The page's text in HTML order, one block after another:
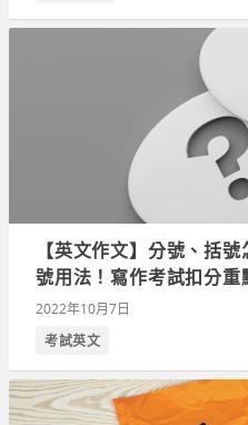
【英文作文】分號、括
號用法！寫作考試扣分重
2022年10月7日
考試英文